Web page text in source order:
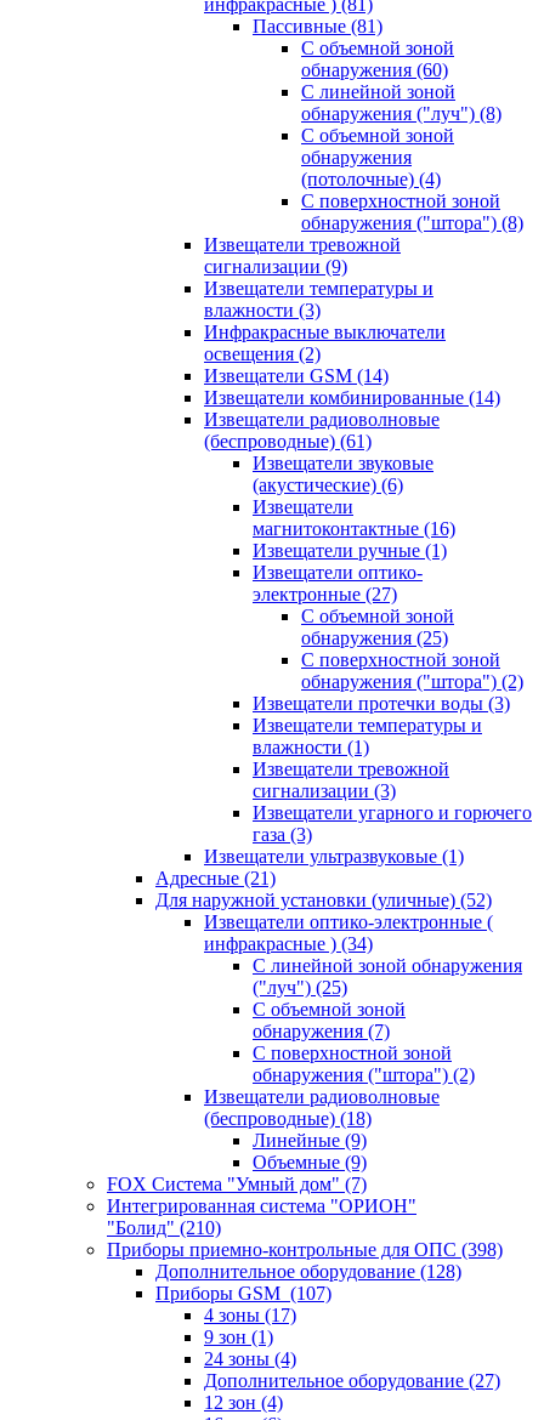
инфракрасные ) (81)
Пассивные (81)
С объемной зоной
обнаружения (60)
С линейной зоной
обнаружения ("луч") (8)
С объемной зоной
обнаружения
(потолочные) (4)
С поверхностной зоной
обнаружения ("штора") (8)
Извещатели тревожной
сигнализации (9)
Извещатели температуры и
влажности (3)
Инфракрасные выключатели
освещения (2)
Извещатели GSM (14)
Извещатели комбинированные (14)
Извещатели радиоволновые
(беспроводные) (61)
Извещатели звуковые
(акустические) (6)
Извещатели
магнитоконтактные (16)
Извещатели ручные (1)
Извещатели оптико-
электронные (27)
С объемной зоной
обнаружения (25)
С поверхностной зоной
обнаружения ("штора") (2)
Извещатели протечки воды (3)
Извещатели температуры и
влажности (1)
Извещатели тревожной
сигнализации (3)
Извещатели угарного и горючего
газа (3)
Извещатели ультразвуковые (1)
Адресные (21)
Для наружной установки (уличные) (52)
Извещатели оптико-электронные (
инфракрасные ) (34)
С линейной зоной обнаружения
("луч") (25)
С объемной зоной
обнаружения (7)
С поверхностной зоной
обнаружения ("штора") (2)
Извещатели радиоволновые
(беспроводные) (18)
Линейные (9)
Объемные (9)
FOX Система "Умный дом" (7)
Интегрированная система "ОРИОН"
"Болид" (210)
Приборы приемно-контрольные для ОПС (398)
Дополнительное оборудование (128)
Приборы GSM (107)
4 зоны (17)
9 зон (1)
24 зоны (4)
Дополнительное оборудование (27)
12 зон (4)